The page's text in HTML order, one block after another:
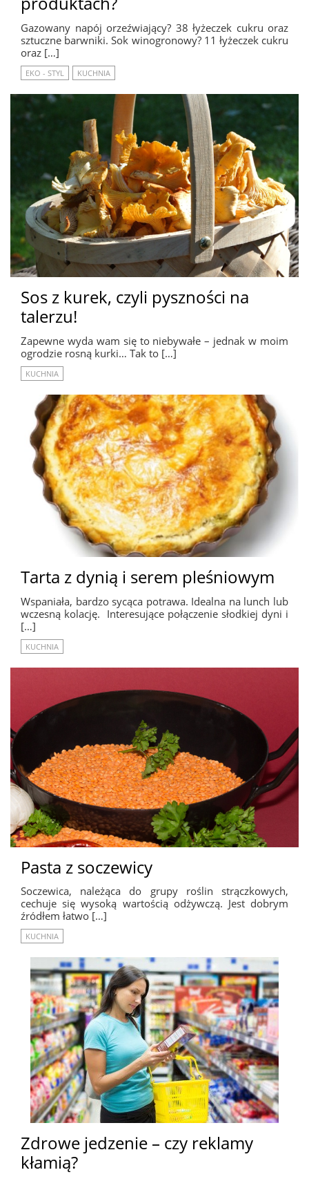
Gazowany napój orzeźwiający? 38 łyżeczek cukru oraz
sztuczne barwniki. Sok winogronowy? 11 łyżeczek cukru
oraz […]
EKO - STYL KUCHNIA
Sos z kurek, czyli pyszności na
talerzu!
Zapewne wyda wam się to niebywałe – jednak w moim
ogrodzie rosną kurki… Tak to […]
KUCHNIA
Tarta z dynią i serem pleśniowym
Wspaniała, bardzo sycąca potrawa. Idealna na lunch lub
wczesną kolację. Interesujące połączenie słodkiej dyni i
[…]
KUCHNIA
Pasta z soczewicy
Soczewica, należąca do grupy roślin strączkowych,
cechuje się wysoką wartością odżywczą. Jest dobrym
źródłem łatwo […]
KUCHNIA
Zdrowe jedzenie – czy reklamy
kłamią?